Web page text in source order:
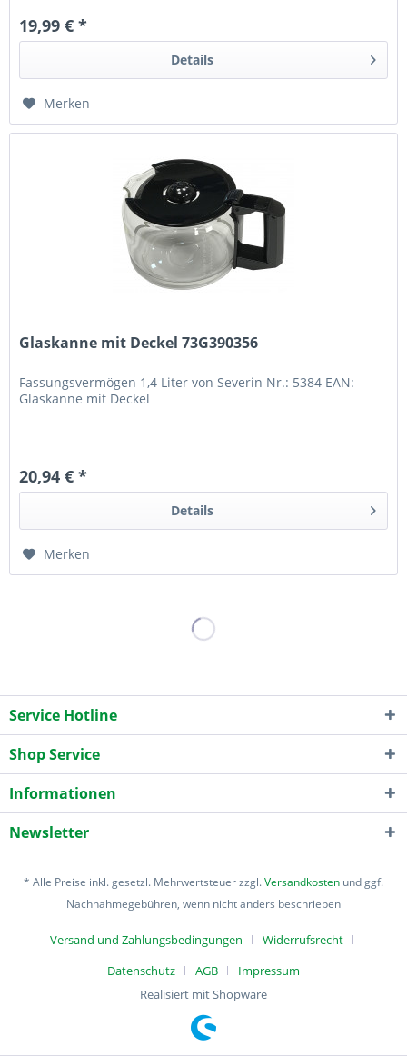
19,99 € *
Details
Merken
Glaskanne mit Deckel 73G390356
Fassungsvermögen 1,4 Liter von Severin Nr.: 5384 EAN:
Glaskanne mit Deckel
20,94 € *
Details
Merken
Service Hotline
Shop Service
Informationen
Newsletter
* Alle Preise inkl. gesetzl. Mehrwertsteuer zzgl.Versandkosten und ggf.
Nachnahmegebühren, wenn nicht anders beschrieben
Versand und Zahlungsbedingungen
Widerrufsrecht
Datenschutz
AGB
Impressum
Realisiert mit Shopware